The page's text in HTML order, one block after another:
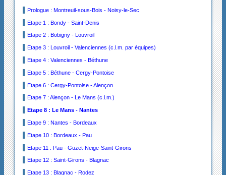
Prologue : Montreuil-sous-Bois - Noisy-le-Sec
Etape 1 : Bondy - Saint-Denis
Etape 2 : Bobigny - Louvroil
Etape 3 : Louvroil - Valenciennes (c.l.m. par équipes)
Etape 4 : Valenciennes - Béthune
Etape 5 : Béthune - Cergy-Pontoise
Etape 6 : Cergy-Pontoise - Alençon
Etape 7 : Alençon - Le Mans (c.l.m.)
Etape 8 : Le Mans - Nantes
Etape 9 : Nantes - Bordeaux
Etape 10 : Bordeaux - Pau
Etape 11 : Pau - Guzet-Neige-Saint-Girons
Etape 12 : Saint-Girons - Blagnac
Etape 13 : Blagnac - Rodez